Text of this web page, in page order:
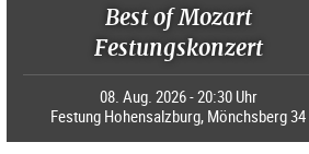
Best of Mozart
Festungskonzert
08. Aug. 2026 - 20:30 Uhr
Festung Hohensalzburg, Mönchsberg 34